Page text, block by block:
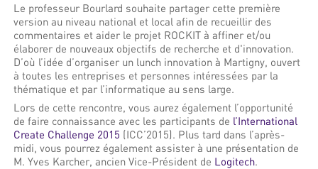
Le professeur Bourlard souhaite partager cette première
version au niveau national et local afin de recueillir des
commentaires et aider le projet ROCKIT à affiner et/ou
élaborer de nouveaux objectifs de recherche et d'innovation.
D’où l’idée d’organiser un lunch innovation à Martigny, ouvert
à toutes les entreprises et personnes intéressées par la
thématique et par l’informatique au sens large.
Lors de cette rencontre, vous aurez également l’opportunité
de faire connaissance avec les participants de l’International
Create Challenge 2015 (ICC’2015). Plus tard dans l’après-
midi, vous pourrez également assister à une présentation de
M. Yves Karcher, ancien Vice-Président de Logitech.